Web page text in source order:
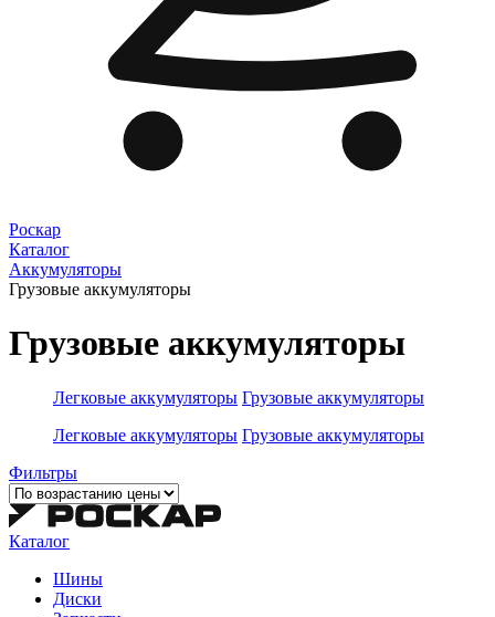
Роскар
Каталог
Аккумуляторы
Грузовые аккумуляторы
Грузовые аккумуляторы
Легковые аккумуляторы Грузовые аккумуляторы
Легковые аккумуляторы Грузовые аккумуляторы
Фильтры
Каталог
Шины
Диски